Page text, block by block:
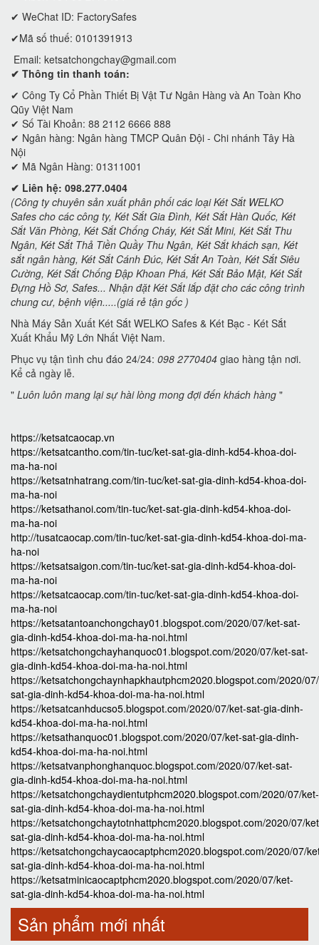
✔ WeChat ID: FactorySafes
✔Mã số thuế: 0101391913
Email: ketsatchongchay@gmail.com
✔ Thông tin thanh toán:
✔ Công Ty Cổ Phần Thiết Bị Vật Tư Ngân Hàng và An Toàn Kho
Qũy Việt Nam
✔ Số Tài Khoản: 88 2112 6666 888
✔ Ngân hàng: Ngân hàng TMCP Quân Đội - Chi nhánh Tây Hà
Nội
✔ Mã Ngân Hàng: 01311001
✔ Liên hệ: 098.277.0404
(Công ty chuyên sản xuất phân phối các loại Két Sắt WELKO
Safes cho các công ty, Két Sắt Gia Đình, Két Sắt Hàn Quốc, Két
Sắt Văn Phòng, Két Sắt Chống Cháy, Két Sắt Mini, Két Sắt Thu
Ngân, Két Sắt Thả Tiền Quầy Thu Ngân, Két Sắt khách sạn, Két
sắt ngân hàng, Két Sắt Cánh Đúc, Két Sắt An Toàn, Két Sắt Siêu
Cường, Két Sắt Chống Đập Khoan Phá, Két Sắt Bảo Mật, Két Sắt
Đựng Hồ Sơ, Safes... Nhận đặt Két Sắt lắp đặt cho các công trình
chung cư, bệnh viện.....(giá rẻ tận gốc )
Nhà Máy Sản Xuất Két Sắt WELKO Safes & Két Bạc - Két Sắt
Xuất Khẩu Mỹ Lớn Nhất Việt Nam.
Phục vụ tận tình chu đáo 24/24: 098 2770404 giao hàng tận nơi.
Kể cả ngày lễ.
" Luôn luôn mang lại sự hài lòng mong đợi đến khách hàng "
https://ketsatcaocap.vn
https://ketsatcantho.com/tin-tuc/ket-sat-gia-dinh-kd54-khoa-doi-
ma-ha-noi
https://ketsatnhatrang.com/tin-tuc/ket-sat-gia-dinh-kd54-khoa-doi-
ma-ha-noi
https://ketsathanoi.com/tin-tuc/ket-sat-gia-dinh-kd54-khoa-doi-
ma-ha-noi
http://tusatcaocap.com/tin-tuc/ket-sat-gia-dinh-kd54-khoa-doi-ma-
ha-noi
https://ketsatsaigon.com/tin-tuc/ket-sat-gia-dinh-kd54-khoa-doi-
ma-ha-noi
https://ketsatcaocap.com/tin-tuc/ket-sat-gia-dinh-kd54-khoa-doi-
ma-ha-noi
https://ketsatantoanchongchay01.blogspot.com/2020/07/ket-sat-
gia-dinh-kd54-khoa-doi-ma-ha-noi.html
https://ketsatchongchayhanquoc01.blogspot.com/2020/07/ket-sat-
gia-dinh-kd54-khoa-doi-ma-ha-noi.html
https://ketsatchongchaynhapkhautphcm2020.blogspot.com/2020/
sat-gia-dinh-kd54-khoa-doi-ma-ha-noi.html
https://ketsatcanhducso5.blogspot.com/2020/07/ket-sat-gia-dinh-
kd54-khoa-doi-ma-ha-noi.html
https://ketsathanquoc01.blogspot.com/2020/07/ket-sat-gia-dinh-
kd54-khoa-doi-ma-ha-noi.html
https://ketsatvanphonghanquoc.blogspot.com/2020/07/ket-sat-
gia-dinh-kd54-khoa-doi-ma-ha-noi.html
https://ketsatchongchaydientutphcm2020.blogspot.com/2020/07/ket-
sat-gia-dinh-kd54-khoa-doi-ma-ha-noi.html
https://ketsatchongchaytotnhattphcm2020.blogspot.com/2020/07/
sat-gia-dinh-kd54-khoa-doi-ma-ha-noi.html
https://ketsatchongchaycaocaptphcm2020.blogspot.com/2020/07/
sat-gia-dinh-kd54-khoa-doi-ma-ha-noi.html
https://ketsatminicaocaptphcm2020.blogspot.com/2020/07/ket-
sat-gia-dinh-kd54-khoa-doi-ma-ha-noi.html
Sản phẩm mới nhất